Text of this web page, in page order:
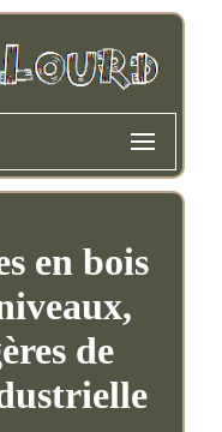
en bois
de